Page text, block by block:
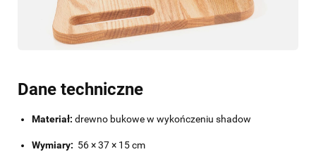
Dane techniczne
Materiał: drewno bukowe w wykończeniu shadow
Wymiary: 56 × 37 × 15 cm